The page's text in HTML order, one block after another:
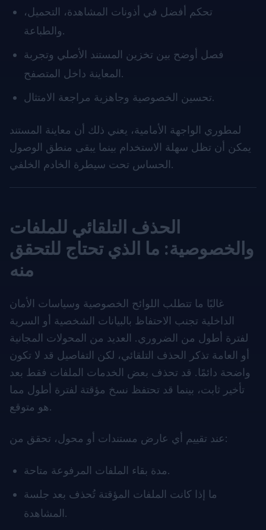
تحكم أفضل في أذونات المشاهدة، التحميل،
والطباعة.
فصل أوضح بين تخزين المستند الأصلي وتجربة
المعاينة داخل المتصفح.
تحسين الخصوصية وجاهزية مراجعة الامتثال.
لمطوري الواجهة الأمامية، يعني ذلك أن معاينة المستند
يمكن أن تظل سهلة الاستخدام بينما يبقى منطق الوصول
الحساس تحت سيطرة الخادم الخلفي.
الحذف التلقائي للملفات
والخصوصية: ما الذي تحتاج للتحقق
منه
غالبًا ما تتطلب اللوائح الخصوصية وسياسات الأمان
الداخلية تجنب الاحتفاظ بالبيانات الشخصية أو السرية
لفترة أطول من الضروري. العديد من المحولات المجانية
أو العامة تذكر الحذف التلقائي، لكن التفاصيل قد لا تكون
واضحة دائمًا. قد تحذف بعض الخدمات الملفات فقط بعد
تأخير ثابت، بينما قد تحتفظ نسخ مؤقتة لفترة أطول مما
هو متوقع.
عند تقييم أي عارض مستندات أو محول، تحقق من:
مدة بقاء الملفات المرفوعة متاحة.
ما إذا كانت الملفات المؤقتة تُحذف بعد جلسة
المشاهدة.